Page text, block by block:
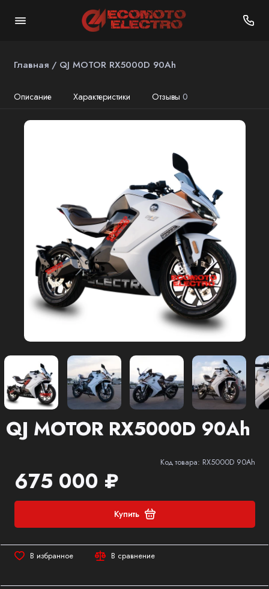
Главная QJ MOTOR RX5000D 90Ah
Описание Характеристики Отзывы 0
QJ MOTOR RX5000D 90Ah
Код товара: RX5000D 90Ah
675 000 ₽
Купить
В избранное В сравнение